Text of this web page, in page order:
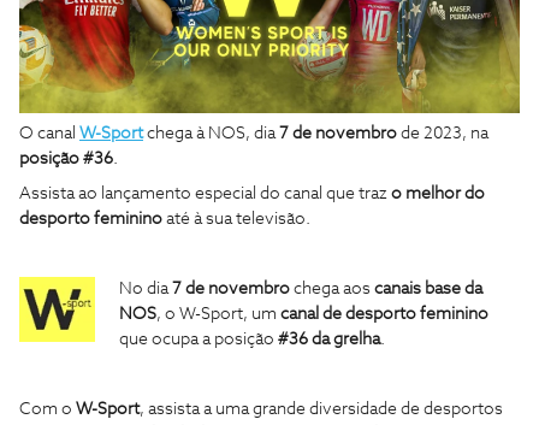
O canal W-Sport chega à NOS, dia 7 de novembro de 2023, na
posição #36.
Assista ao lançamento especial do canal que traz o melhor do
desporto feminino até à sua televisão.
No dia 7 de novembro chega aos canais base da
NOS, o W-Sport, um canal de desporto feminino
que ocupa a posição #36 da grelha.
Com o W-Sport, assista a uma grande diversidade de desportos